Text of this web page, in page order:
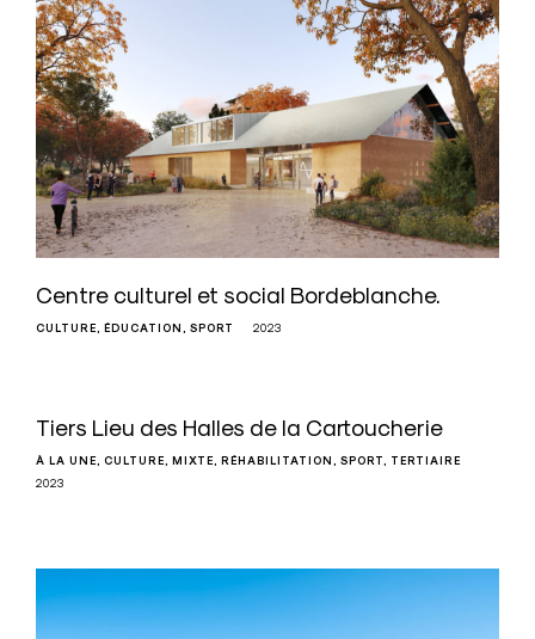
Centre culturel et social Bordeblanche.
CULTURE ÉDUCATION SPORT 2023
Tiers Lieu des Halles de la Cartoucherie
À LA UNE CULTURE MIXTE RÉHABILITATION SPORT TERTIAIRE
2023